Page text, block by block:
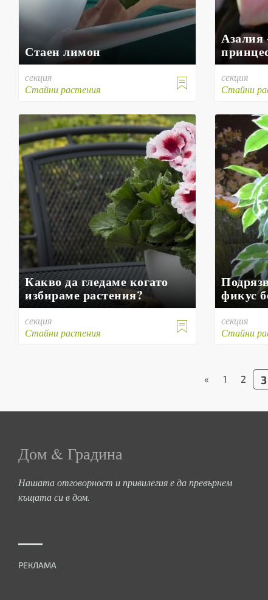
Стаен лимон

секция
Стайни растения
Азалия
секция
Стайни
Какво да гледаме когато
избираме растения?

секция
Стайни растения
фикус
секция
Стайни
« 1 2 3
Дом & Градина
Нашата отговорност и привилегия е да превърнем
къщата си в дом.
РЕКЛАМА